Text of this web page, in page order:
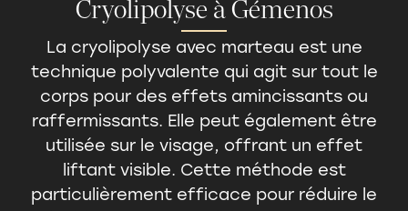
Cryolipolyse à Gémenos
La cryolipolyse avec marteau est une
technique polyvalente qui agit sur tout le
corps pour des effets amincissants ou
raffermissants. Elle peut également être
utilisée sur le visage, offrant un effet
liftant visible. Cette méthode est
particulièrement efficace pour réduire le